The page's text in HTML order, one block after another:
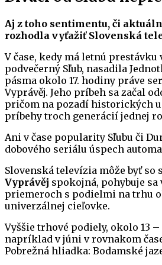
Aj z toho sentimentu, či
rozhodla vyťažiť Slovenská
V čase, kedy má letnú
podvečerný Sľub, nasadila
pásma okolo 17. hodiny práve
Vyprávěj. Jeho príbeh sa začal
pričom na pozadí historických
príbehy troch generácií jednej
Ani v čase popularity Sľubu či
dobového seriálu úspech
Slovenská televízia môže byť so
Vyprávěj spokojná, pohybuje sa
priemeroch s podielmi na trhu
univerzálnej cieľovke.
Vyššie trhové podiely, okolo 13 –
napríklad v júni v rovnakom
Pobrežná hliadka: Bodamské